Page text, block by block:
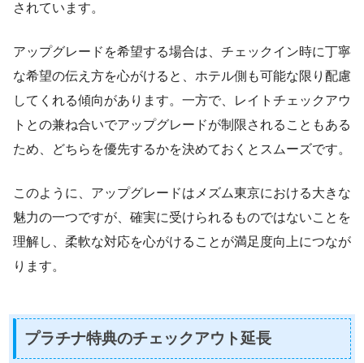
されています。
アップグレードを希望する場合は、チェックイン時に丁寧
な希望の伝え方を心がけると、ホテル側も可能な限り配慮
してくれる傾向があります。一方で、レイトチェックアウ
トとの兼ね合いでアップグレードが制限されることもある
ため、どちらを優先するかを決めておくとスムーズです。
このように、アップグレードはメズム東京における大きな
魅力の一つですが、確実に受けられるものではないことを
理解し、柔軟な対応を心がけることが満足度向上につなが
ります。
プラチナ特典のチェックアウト延長